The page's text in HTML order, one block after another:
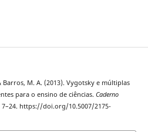
Barros, M. A. (2013). Vygotsky e múltiplas
para o ensino de ciências. Caderno
7–24. https://doi.org/10.5007/2175-